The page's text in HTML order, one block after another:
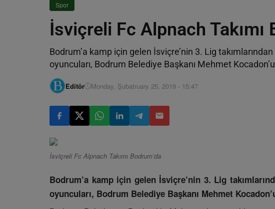
Spor
İsviçreli Fc Alpnach Takımı
Bodrum’a kamp için gelen İsviçre’nin 3. Lig
oyuncuları, Bodrum Belediye Başkanı Mehmet
Editör Monday, Şubatruary 25, 2019 - 15:47
İsviçreli Fc Alpnach Takımı Bodrum’da
Bodrum’a kamp için gelen İsviçre’nin 3. Lig
oyuncuları, Bodrum Belediye Başkanı Mehmet